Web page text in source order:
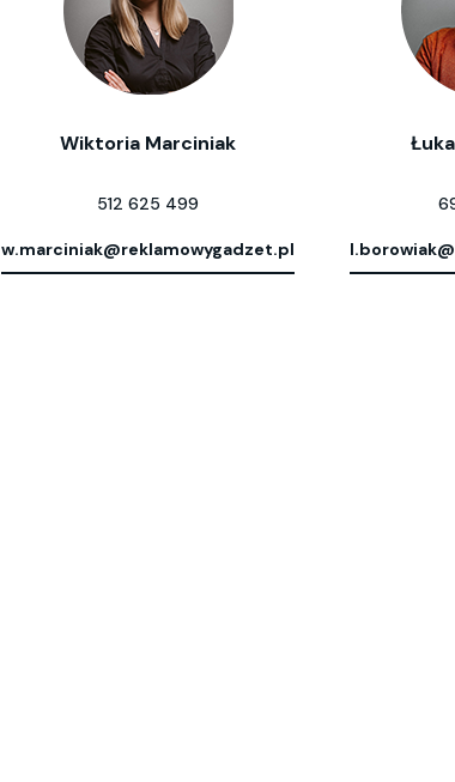
Wiktoria Marciniak
512 625 499
w.marciniak@reklamowygadzet.pl